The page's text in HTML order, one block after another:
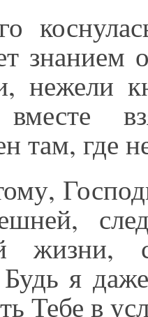
нежели
там, где
жизни,
я
Тебе в